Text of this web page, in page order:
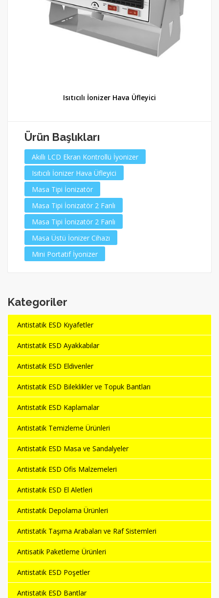
Isıtıcılı İonizer Hava Üfleyici
Ürün Başlıkları
Akıllı LCD Ekran Kontrollü İyonizer
Isıtıcılı İonizer Hava Üfleyici
Masa Tipi İonizatör
Masa Tipi İonizatör 2 Fanlı
Masa Tipi İonizatör 2 Fanlı
Masa Üstü İonizer Cihazı
Mini Portatif İyonizer
Kategoriler
Antistatik ESD Kıyafetler
Antistatik ESD Ayakkabılar
Antistatik ESD Eldivenler
Antistatik ESD Bileklikler ve Topuk Bantları
Antistatik ESD Kaplamalar
Antistatik Temizleme Ürünleri
Antistatik ESD Masa ve Sandalyeler
Antistatik ESD Ofis Malzemeleri
Antistatik ESD El Aletleri
Antistatik Depolama Ürünleri
Antistatik Taşıma Arabaları ve Raf Sistemleri
Antisatik Paketleme Ürünleri
Antistatik ESD Poşetler
Antistatik ESD Bantlar